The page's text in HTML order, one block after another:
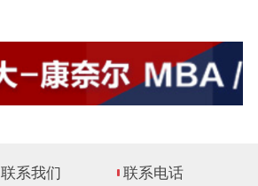
联系我们 联系电话